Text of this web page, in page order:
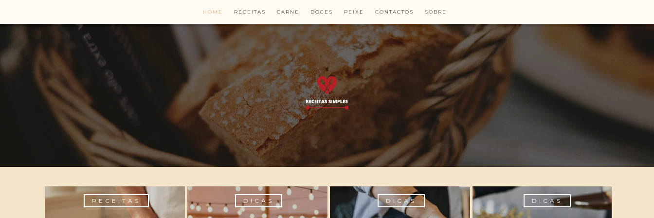
HOME RECEITAS CARNE DOCES PEIXE CONTACTOS SOBRE
DICAS DICAS DICAS DICAS